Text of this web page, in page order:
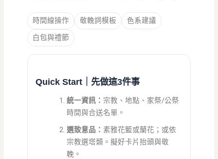
時間線操作 敬輓詞模板
色系建議
白包與禮節
Quick Start｜先做這3件事
統一資訊： 宗教、地點、家祭/公祭
時間與合送名單。
選致意品：素雅花籃或蘭花；或依
宗教選塔類。擬好卡片抬頭與敬
輓。